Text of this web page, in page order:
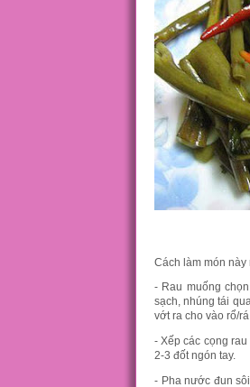
Cách làm món này
- Rau muống
sạch, nhúng tái
vớt ra cho vào rổ/
- Xếp các cọng
2-3 đốt ngón tay.
- Pha nước đun